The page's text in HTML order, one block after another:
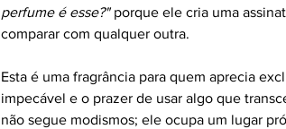
perfume é esse?"porque ele cria uma
comparar com qualquer outra.
Esta é uma fragrância para quem aprecia
impecável e o prazer de usar algo que
não segue modismos; ele ocupa um lugar